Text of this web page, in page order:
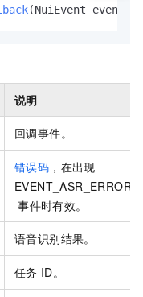
(NuiEvent event,
说明
回调事件。
错误码 ，在出现
EVENT_ASR_ERROR
事件时有效。
语音识别结果。
任务 ID。